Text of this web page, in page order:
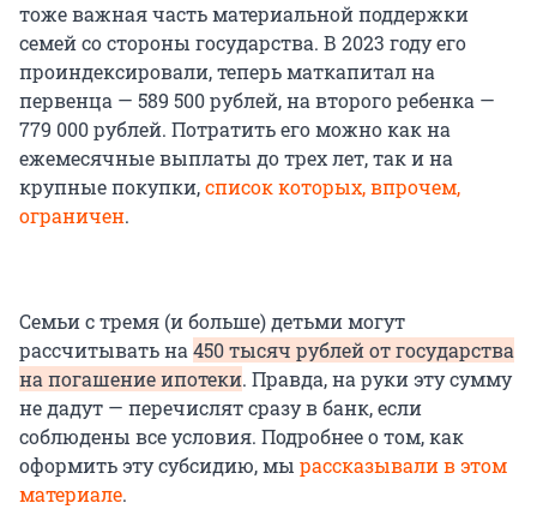
тоже важная часть материальной поддержки
семей со стороны государства. В 2023 году его
проиндексировали, теперь маткапитал на
первенца — 589 500 рублей, на второго ребенка —
779 000 рублей. Потратить его можно как на
ежемесячные выплаты до трех лет, так и на
крупные покупки,список которых, впрочем,
ограничен.
Семьи с тремя (и больше) детьми могут
рассчитывать на450 тысяч рублей от государства
на погашение ипотеки. Правда, на руки эту сумму
не дадут — перечислят сразу в банк, если
соблюдены все условия. Подробнее о том, как
оформить эту субсидию, мы рассказывали в этом
материале.